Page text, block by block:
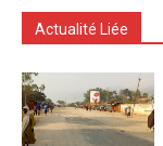
Actualité Liée